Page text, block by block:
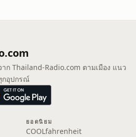
ก Thailand-Radio.com ตามเมือง แนว
กอุปกรณ์
ยอดนิยม
COOLfahrenheit